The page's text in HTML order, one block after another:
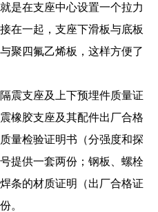
是在支座中心设置一个拉力
在一起，支座下滑板与底板
聚四氟乙烯板，这样方便了
震支座及上下预埋件质量证
橡胶支座及其配件出厂合格
量检验证明书（分强度和探
提供一套两份；钢板、螺栓
条的材质证明（出厂合格证
。